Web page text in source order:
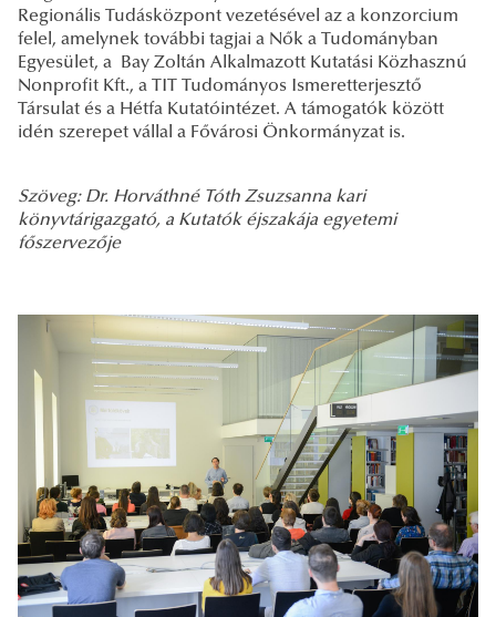
Regionális Tudásközpont vezetésével az a konzorcium
felel, amelynek további tagjai a Nők a Tudományban
Egyesület, a Bay Zoltán Alkalmazott Kutatási Közhasznú
Nonprofit Kft., a TIT Tudományos Ismeretterjesztő
Társulat és a Hétfa Kutatóintézet. A támogatók között
idén szerepet vállal a Fővárosi Önkormányzat is.
Szöveg: Dr. Horváthné Tóth Zsuzsanna kari
könyvtárigazgató, a Kutatók éjszakája egyetemi
főszervezője